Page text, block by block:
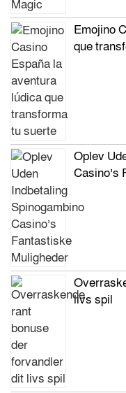
Emojino
que
Oplev
Casino’s
livs spil